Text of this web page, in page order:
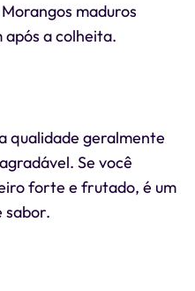
maduros
a colheita.
qualidade geralmente
Se você
forte e frutado, é um
sabor.